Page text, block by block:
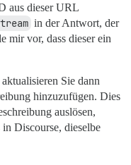
aus dieser URL
in der Antwort, der
mir vor, dass dieser ein
Sie dann
hinzuzufügen. Dies
auslösen,
Discourse, dieselbe